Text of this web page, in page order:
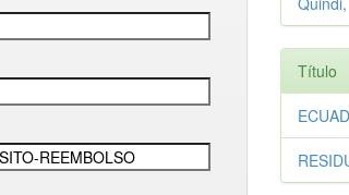
Título